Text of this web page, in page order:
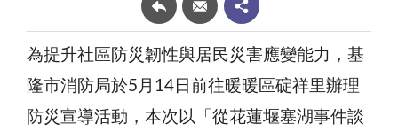
為提升社區防災韌性與居民災害應變能力，基
隆市消防局於5月14日前往暖暖區碇祥里辦理
防災宣導活動，本次以「從花蓮堰塞湖事件談